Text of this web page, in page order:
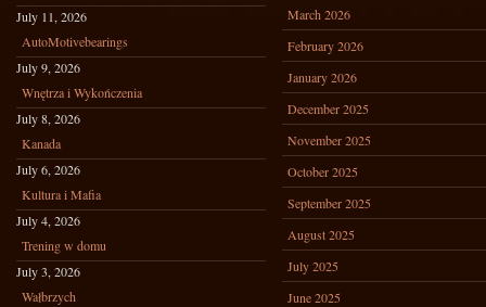
July 11, 2026
AutoMotivebearings
July 9, 2026
Wnętrza i Wykończenia
July 8, 2026
Kanada
July 6, 2026
Kultura i Mafia
July 4, 2026
Trening w domu
July 3, 2026
Wałbrzych
March 2026
February 2026
January 2026
December 2025
November 2025
October 2025
September 2025
August 2025
July 2025
June 2025